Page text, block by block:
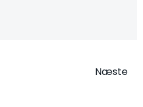
Næste